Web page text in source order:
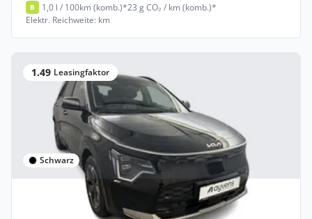
B 1,0 l / 100km (komb.)*23 g CO₂ / km (komb.)*
Elektr. Reichweite: km
1.49 Leasingfaktor
Schwarz
Privat & Gewerbe